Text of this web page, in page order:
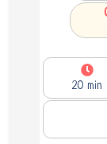
20 min